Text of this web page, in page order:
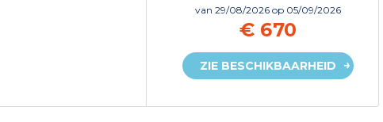
van 29/08/2026 op 05/09/2026
€ 670
ZIE BESCHIKBAARHEID